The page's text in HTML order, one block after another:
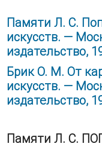
Памяти Л. С.
искусств. —
издательство,
Брик О. М. От
искусств. —
издательство,
Памяти Л. С.